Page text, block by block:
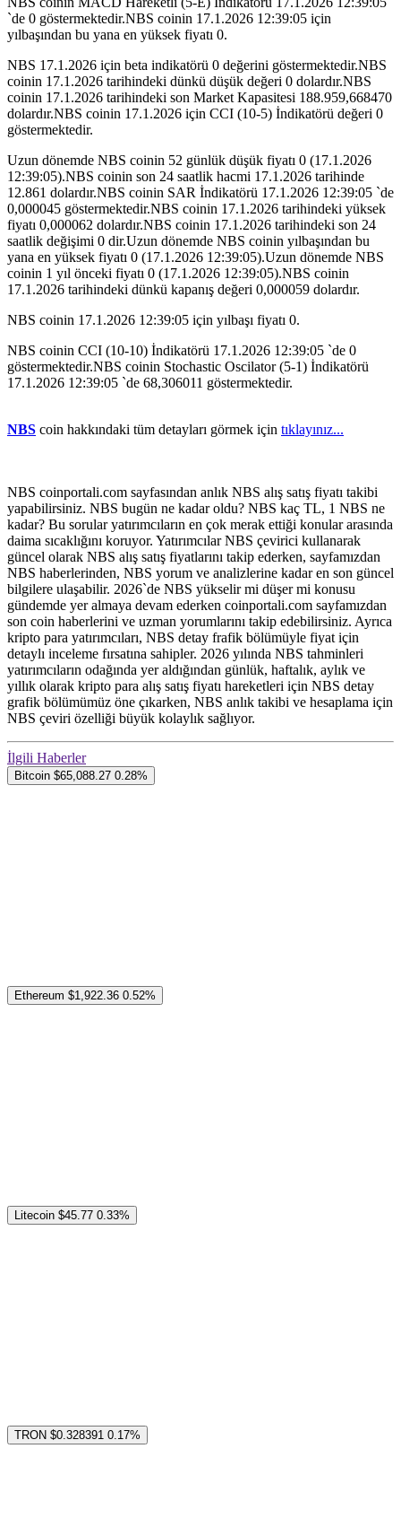
`de 0 göstermektedir.NBS coinin 17.1.2026 12:39:05 için
yılbaşından bu yana en yüksek fiyatı 0.
NBS 17.1.2026 için beta indikatörü 0 değerini göstermektedir.NBS
coinin 17.1.2026 tarihindeki dünkü düşük değeri 0 dolardır.NBS
coinin 17.1.2026 tarihindeki son Market Kapasitesi 188.959,668470
dolardır.NBS coinin 17.1.2026 için CCI (10-5) İndikatörü değeri 0
göstermektedir.
Uzun dönemde NBS coinin 52 günlük düşük fiyatı 0 (17.1.2026
12:39:05).NBS coinin son 24 saatlik hacmi 17.1.2026 tarihinde
12.861 dolardır.NBS coinin SAR İndikatörü 17.1.2026 12:39:05 `de
0,000045 göstermektedir.NBS coinin 17.1.2026 tarihindeki yüksek
fiyatı 0,000062 dolardır.NBS coinin 17.1.2026 tarihindeki son 24
saatlik değişimi 0 dir.Uzun dönemde NBS coinin yılbaşından bu
yana en yüksek fiyatı 0 (17.1.2026 12:39:05).Uzun dönemde NBS
coinin 1 yıl önceki fiyatı 0 (17.1.2026 12:39:05).NBS coinin
17.1.2026 tarihindeki dünkü kapanış değeri 0,000059 dolardır.
NBS coinin 17.1.2026 12:39:05 için yılbaşı fiyatı 0.
NBS coinin CCI (10-10) İndikatörü 17.1.2026 12:39:05 `de 0
göstermektedir.NBS coinin Stochastic Oscilator (5-1) İndikatörü
17.1.2026 12:39:05 `de 68,306011 göstermektedir.
NBS coin hakkındaki tüm detayları görmek için tıklayınız...
NBS coinportali.com sayfasından anlık NBS alış satış fiyatı takibi
yapabilirsiniz. NBS bugün ne kadar oldu? NBS kaç TL, 1 NBS ne
kadar? Bu sorular yatırımcıların en çok merak ettiği konular arasında
daima sıcaklığını koruyor. Yatırımcılar NBS çevirici kullanarak
güncel olarak NBS alış satış fiyatlarını takip ederken, sayfamızdan
NBS haberlerinden, NBS yorum ve analizlerine kadar en son güncel
bilgilere ulaşabilir. 2026`de NBS yükselir mi düşer mi konusu
gündemde yer almaya devam ederken coinportali.com sayfamızdan
son coin haberlerini ve uzman yorumlarını takip edebilirsiniz. Ayrıca
kripto para yatırımcıları, NBS detay frafik bölümüyle fiyat için
detaylı inceleme fırsatına sahipler. 2026 yılında NBS tahminleri
yatırımcıların odağında yer aldığından günlük, haftalık, aylık ve
yıllık olarak kripto para alış satış fiyatı hareketleri için NBS detay
grafik bölümümüz öne çıkarken, NBS anlık takibi ve hesaplama için
NBS çeviri özelliği büyük kolaylık sağlıyor.
İlgili Haberler
Bitcoin $65,088.27 0.28%
Ethereum $1,922.36 0.52%
Litecoin $45.77 0.33%
TRON $0.328391 0.17%